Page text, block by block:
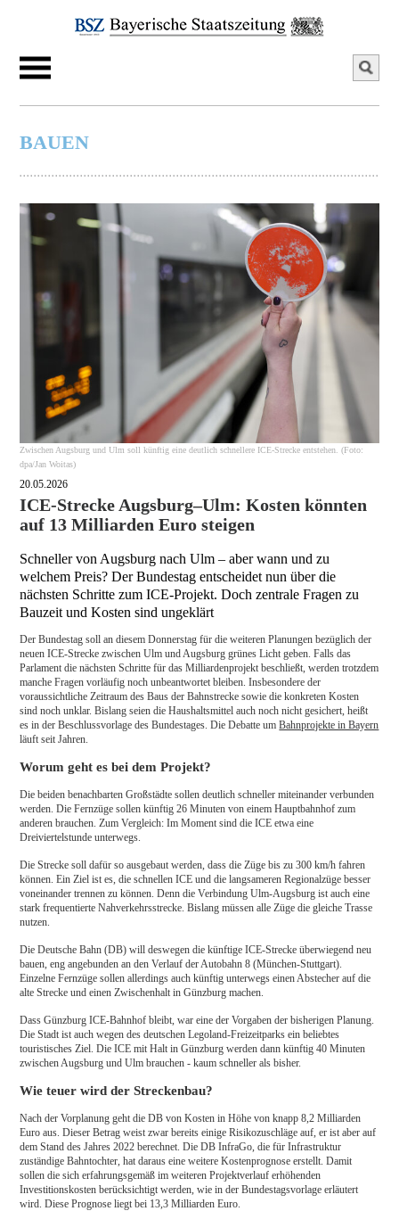
BAUEN
Zwischen Augsburg und Ulm soll künftig eine deutlich schnellere ICE-Strecke entstehen. (Foto:
dpa/Jan Woitas)
20.05.2026
ICE-Strecke Augsburg–Ulm: Kosten könnten
auf 13 Milliarden Euro steigen
Schneller von Augsburg nach Ulm – aber wann und zu
welchem Preis? Der Bundestag entscheidet nun über die
nächsten Schritte zum ICE-Projekt. Doch zentrale Fragen zu
Bauzeit und Kosten sind ungeklärt
Der Bundestag soll an diesem Donnerstag für die weiteren Planungen bezüglich der
neuen ICE-Strecke zwischen Ulm und Augsburg grünes Licht geben. Falls das
Parlament die nächsten Schritte für das Milliardenprojekt beschließt, werden trotzdem
manche Fragen vorläufig noch unbeantwortet bleiben. Insbesondere der
voraussichtliche Zeitraum des Baus der Bahnstrecke sowie die konkreten Kosten
sind noch unklar. Bislang seien die Haushaltsmittel auch noch nicht gesichert, heißt
es in der Beschlussvorlage des Bundestages. Die Debatte umBahnprojekte in Bayern
läuft seit Jahren.
Worum geht es bei dem Projekt?
Die beiden benachbarten Großstädte sollen deutlich schneller miteinander verbunden
werden. Die Fernzüge sollen künftig 26 Minuten von einem Hauptbahnhof zum
anderen brauchen. Zum Vergleich: Im Moment sind die ICE etwa eine
Dreiviertelstunde unterwegs.
Die Strecke soll dafür so ausgebaut werden, dass die Züge bis zu 300 km/h fahren
können. Ein Ziel ist es, die schnellen ICE und die langsameren Regionalzüge besser
voneinander trennen zu können. Denn die Verbindung Ulm-Augsburg ist auch eine
stark frequentierte Nahverkehrsstrecke. Bislang müssen alle Züge die gleiche Trasse
nutzen.
Die Deutsche Bahn (DB) will deswegen die künftige ICE-Strecke überwiegend neu
bauen, eng angebunden an den Verlauf der Autobahn 8 (München-Stuttgart).
Einzelne Fernzüge sollen allerdings auch künftig unterwegs einen Abstecher auf die
alte Strecke und einen Zwischenhalt in Günzburg machen.
Dass Günzburg ICE-Bahnhof bleibt, war eine der Vorgaben der bisherigen Planung.
Die Stadt ist auch wegen des deutschen Legoland-Freizeitparks ein beliebtes
touristisches Ziel. Die ICE mit Halt in Günzburg werden dann künftig 40 Minuten
zwischen Augsburg und Ulm brauchen - kaum schneller als bisher.
Wie teuer wird der Streckenbau?
Nach der Vorplanung geht die DB von Kosten in Höhe von knapp 8,2 Milliarden
Euro aus. Dieser Betrag weist zwar bereits einige Risikozuschläge auf, er ist aber auf
dem Stand des Jahres 2022 berechnet. Die DB InfraGo, die für Infrastruktur
zuständige Bahntochter, hat daraus eine weitere Kostenprognose erstellt. Damit
sollen die sich erfahrungsgemäß im weiteren Projektverlauf erhöhenden
Investitionskosten berücksichtigt werden, wie in der Bundestagsvorlage erläutert
wird. Diese Prognose liegt bei 13,3 Milliarden Euro.